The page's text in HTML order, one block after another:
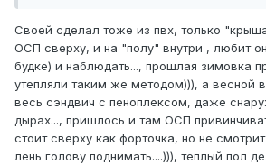
Своей сделал тоже из пвх, только
ОСП сверху, и на "полу" внутри , любит
будке) и наблюдать..., прошлая зимовка
утепляли таким же методом))), а весной
весь сэндвич с пеноплексом, даже
дырах..., пришлось и там ОСП
стоит сверху как форточка, но не
лень голову поднимать....))), теплый пол